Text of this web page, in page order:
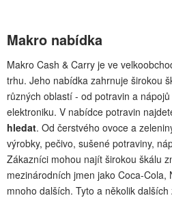
Makro nabídka
Makro Cash & Carry je ve
trhu. Jeho nabídka zahrnuje širokou
různých oblastí - od potravin a
elektroniku. V nabídce potravin
hledat. Od čerstvého ovoce a
výrobky, pečivo, sušené potraviny,
Zákazníci mohou najít širokou škálu
mezinárodních jmen jako Coca-Cola,
mnoho dalších. Tyto a několik